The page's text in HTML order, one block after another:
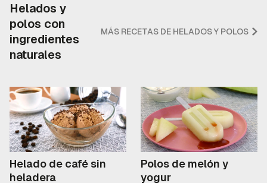
Helados y
polos con
ingredientes
naturales
MÁS RECETAS DE HELADOS Y POLOS
Helado de café sin
heladera
Polos de melón y
yogur